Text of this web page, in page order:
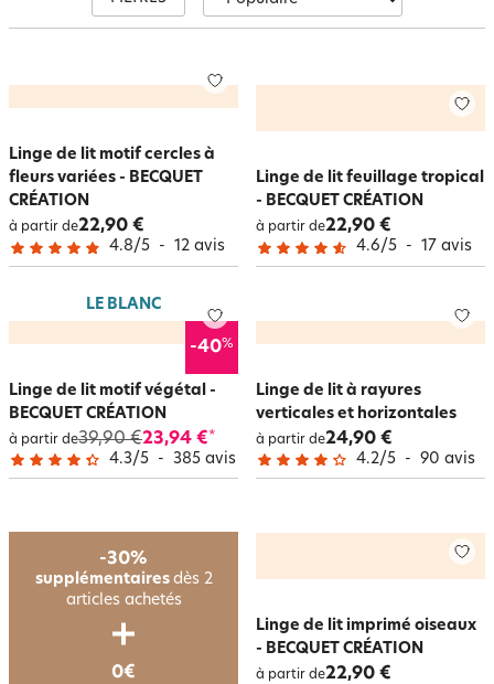
garantissant un confort optimal.
Linge de lit motif cercles à
fleurs variées - BECQUET
CRÉATION
à partir de22,90 €
4.8/5 - 12 avis
Linge de lit feuillage tropical
- BECQUET CRÉATION
à partir de22,90 €
4.6/5 - 17 avis
LE BLANC
-40%
Linge de lit motif végétal -
BECQUET CRÉATION
à partir de39,90 €23,94 €*
4.3/5 - 385 avis
Linge de lit à rayures
verticales et horizontales
à partir de24,90 €
4.2/5 - 90 avis
Linge de lit imprimé oiseaux
- BECQUET CRÉATION
à partir de22,90 €
-30%
supplémentaires dès 2
articles achetés
0€